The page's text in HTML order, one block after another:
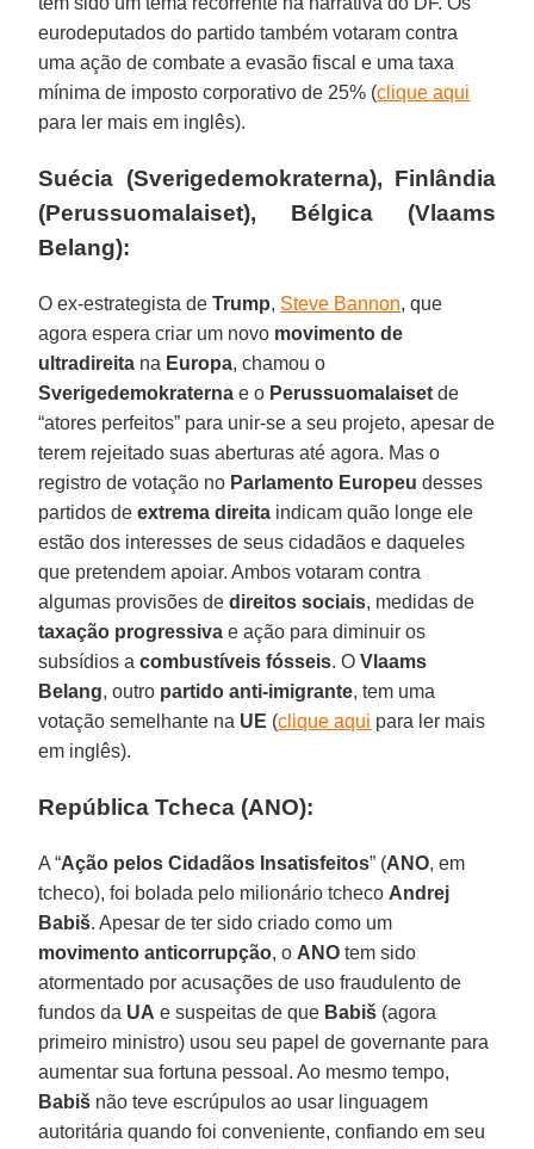
eurodeputados do partido também votaram contra
uma ação de combate a evasão fiscal e uma taxa
mínima de imposto corporativo de 25% (clique aqui
para ler mais em inglês).
Suécia (Sverigedemokraterna), Finlândia
(Perussuomalaiset), Bélgica (Vlaams
Belang):
O ex-estrategista deTrump, Steve Bannon, que
agora espera criar um novo movimento de
ultradireita na Europa, chamou o
Sverigedemokraterna e o Perussuomalaiset de
“atores perfeitos” para unir-se a seu projeto, apesar de
terem rejeitado suas aberturas até agora. Mas o
registro de votação no Parlamento Europeu desses
partidos deextrema direita indicam quão longe ele
estão dos interesses de seus cidadãos e daqueles
que pretendem apoiar. Ambos votaram contra
algumas provisões dedireitos sociais, medidas de
taxação progressiva e ação para diminuir os
subsídios acombustíveis fósseis. OVlaams
Belang, outro partido anti-imigrante, tem uma
votação semelhante na UE (clique aqui para ler mais
em inglês).
República Tcheca (ANO):
A “Ação pelos Cidadãos Insatisfeitos” (ANO, em
tcheco), foi bolada pelo milionário tcheco Andrej
Babiš. Apesar de ter sido criado como um
movimento anticorrupção, o ANO tem sido
atormentado por acusações de uso fraudulento de
fundos da UA e suspeitas de que Babiš (agora
primeiro ministro) usou seu papel de governante para
aumentar sua fortuna pessoal. Ao mesmo tempo,
Babiš não teve escrúpulos ao usar linguagem
autoritária quando foi conveniente, confiando em seu